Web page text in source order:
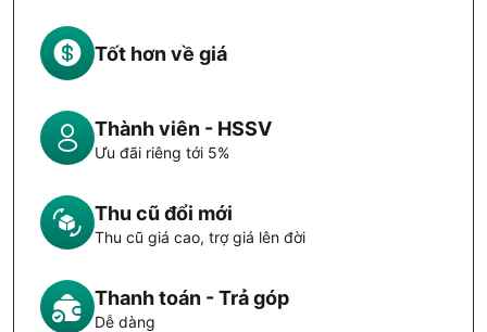
Tốt hơn về giá
Thành viên - HSSV
Ưu đãi riêng tới 5%
Thu cũ đổi mới
Thu cũ giá cao, trợ giá lên đời
Thanh toán - Trả góp
Dễ dàng